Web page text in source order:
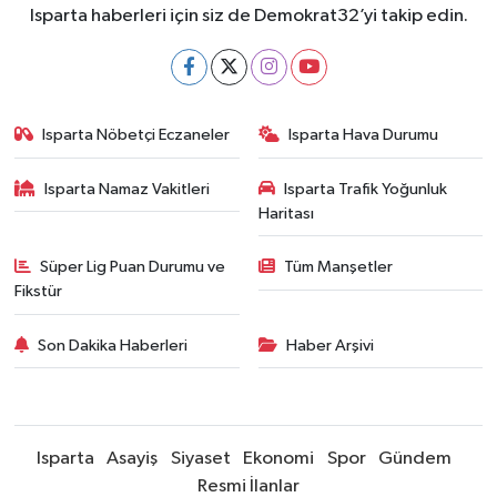
Isparta haberleri için siz de Demokrat32’yi takip edin.
Isparta Nöbetçi Eczaneler Isparta Hava Durumu
Isparta Namaz Vakitleri
Isparta Trafik Yoğunluk
Haritası
Süper Lig Puan Durumu ve
Fikstür
Tüm Manşetler
Son Dakika Haberleri Haber Arşivi
Isparta Asayiş Siyaset Ekonomi Spor
Gündem
Resmi İlanlar